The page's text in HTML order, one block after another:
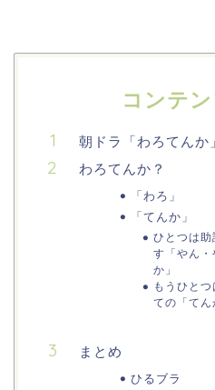
コンテ
朝ドラ「わろてんか」
わろてんか？
「わろ」
「てんか」
ひとつは
す「やん
か」
もうひと
ての「てん
まとめ
ひるブラ